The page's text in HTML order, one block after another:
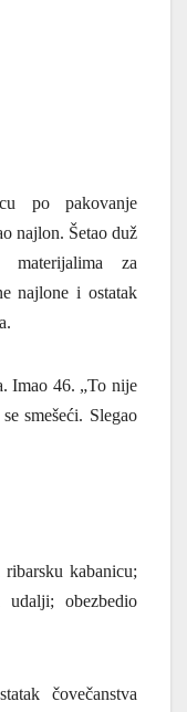
po pakovanje
najlon. Šetao duž
materijalima za
najlone i ostatak
Imao 46. „To nije
smešeći. Slegao
kabanicu;
obezbedio
čovečanstva